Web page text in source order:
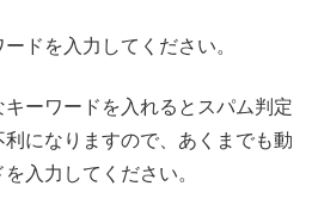
ドを入力してください。
ーワードを入れるとスパム判定
になりますので、あくまでも動
入力してください。